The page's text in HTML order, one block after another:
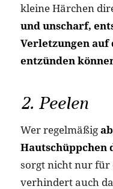
kleine Härchen
und unscharf,
Verletzungen auf
entzünden
2. Peelen
Wer regelmäßig
Hautschüppchen
sorgt nicht nur für
verhindert auch